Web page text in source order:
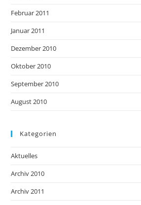
Februar 2011
Januar 2011
Dezember 2010
Oktober 2010
September 2010
August 2010
Kategorien
Aktuelles
Archiv 2010
Archiv 2011